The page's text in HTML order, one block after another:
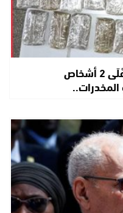
فرقة مكافحة العصابات طَاحْتْ عْلَى 2 أشخاص
المخدرات..